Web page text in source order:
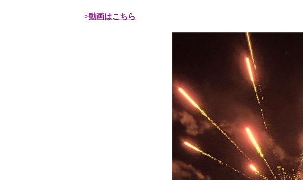
動画はこちら